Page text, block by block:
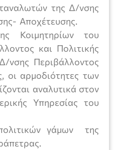
της Δ/νσης
Αποχέτευσης.
Κοιμητηρίων του
και Πολιτικής
νσης Περιβάλλοντος
οι αρμοδιότητες των
αναλυτικά στον
Υπηρεσίας του
γάμων της